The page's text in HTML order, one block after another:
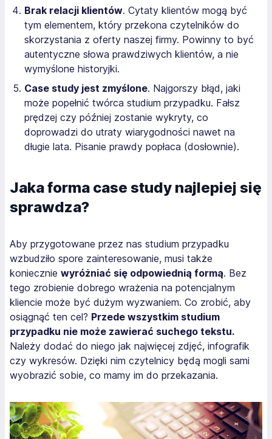
Brak relacji klientów. Cytaty klientów mogą być
tym elementem, który przekona czytelników do
skorzystania z oferty naszej firmy. Powinny to być
autentyczne słowa prawdziwych klientów, a nie
wymyślone historyjki.
Case study jest zmyślone. Najgorszy błąd, jaki
może popełnić twórca studium przypadku. Fałsz
prędzej czy później zostanie wykryty, co
doprowadzi do utraty wiarygodności nawet na
długie lata. Pisanie prawdy popłaca (dosłownie).
Jaka forma case study najlepiej się
sprawdza?
Aby przygotowane przez nas studium przypadku
wzbudziło spore zainteresowanie, musi także
koniecznie wyróżniać się odpowiednią formą. Bez
tego zrobienie dobrego wrażenia na potencjalnym
kliencie może być dużym wyzwaniem. Co zrobić, aby
osiągnąć ten cel? Przede wszystkim studium
przypadku nie może zawierać suchego tekstu.
Należy dodać do niego jak najwięcej zdjęć, infografik
czy wykresów. Dzięki nim czytelnicy będą mogli sami
wyobrazić sobie, co mamy im do przekazania.